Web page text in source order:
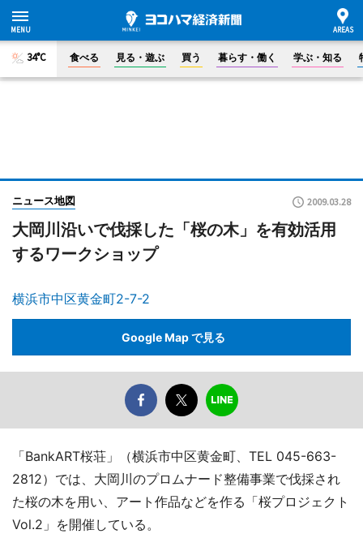
34°C 食べる 見る・遊ぶ 買う 暮らす・働く 学ぶ・知る
ニュース地図 2009.03.28
大岡川沿いで伐採した「桜の木」を有効活用
するワークショップ
横浜市中区黄金町2-7-2
Google Map で見る
「BankART桜荘」（横浜市中区黄金町、TEL 045-663-
2812）では、大岡川のプロムナード整備事業で伐採され
た桜の木を用い、アート作品などを作る「桜プロジェクト
Vol.2」を開催している。